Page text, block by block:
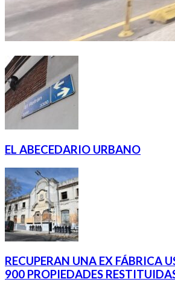
EL ABECEDARIO URBANO
RECUPERAN UNA EX FÁBRICA
900 PROPIEDADES